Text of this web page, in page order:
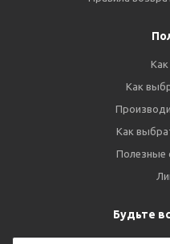
Как
Как
Как
Полезные
Будьте